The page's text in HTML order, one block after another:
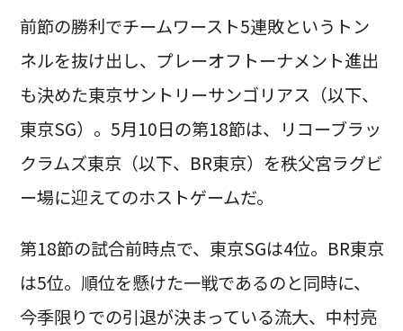
前節の勝利でチームワースト5連敗というトン
ネルを抜け出し、プレーオフトーナメント進出
も決めた東京サントリーサンゴリアス（以下、
東京SG）。5月10日の第18節は、リコーブラッ
クラムズ東京（以下、BR東京）を秩父宮ラグビ
ー場に迎えてのホストゲームだ。
第18節の試合前時点で、東京SGは4位。BR東京
は5位。順位を懸けた一戦であるのと同時に、
今季限りでの引退が決まっている流大、中村亮